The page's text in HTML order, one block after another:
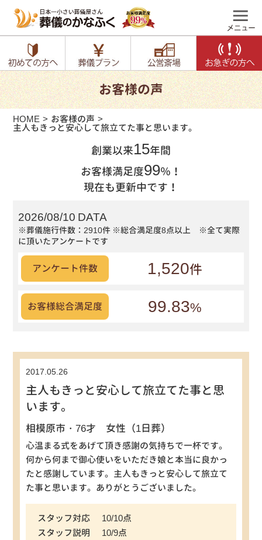
お客様の声
HOME お客様の声
主人もきっと安心して旅立てた事と思います。
創業以来15年間
お客様満足度99％！
現在も更新中です！
2026/08/10 DATA
※葬儀施行件数：2910件 ※総合満足度8点以上 ※全て実際
に頂いたアンケートです
アンケート件数 1,520件
お客様総合満足度 99.83%
2017.05.26
主人もきっと安心して旅立てた事と思
います。
相模原市・76才 女性（1日葬）
心温まる式をあげて頂き感謝の気持ちで一杯です。
何から何まで御心使いをいただき娘と本当に良かっ
たと感謝しています。主人もきっと安心して旅立て
た事と思います。ありがとうございました。
スタッフ対応
10/10点
スタッフ説明
10/9点